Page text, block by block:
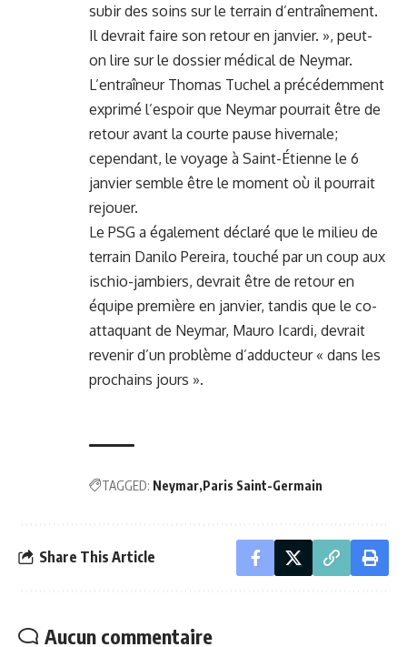
subir des soins sur le terrain d’entraînement.
Il devrait faire son retour en janvier. », peut-
on lire sur le dossier médical de Neymar.
L’entraîneur Thomas Tuchel a précédemment
exprimé l’espoir que Neymar pourrait être de
retour avant la courte pause hivernale;
cependant, le voyage à Saint-Étienne le 6
janvier semble être le moment où il pourrait
rejouer.
Le PSG a également déclaré que le milieu de
terrain Danilo Pereira, touché par un coup aux
ischio-jambiers, devrait être de retour en
équipe première en janvier, tandis que le co-
attaquant de Neymar, Mauro Icardi, devrait
revenir d’un problème d’adducteur « dans les
prochains jours ».
TAGGED: Neymar Paris Saint-Germain
Share This Article
Aucun commentaire